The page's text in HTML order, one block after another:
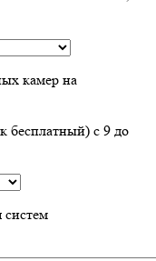
камер на
бесплатный) с 9 до
систем